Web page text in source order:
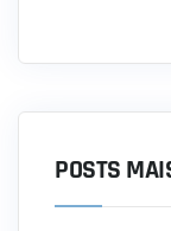
POSTS